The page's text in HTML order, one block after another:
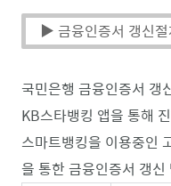
▶ 금융인증서 갱신
국민은행 금융인증서 갱
KB스타뱅킹 앱을 통해
스마트뱅킹을 이용중인
을 통한 금융인증서 갱